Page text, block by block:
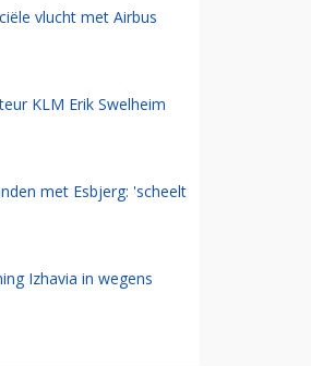
vlucht met Airbus
KLM Erik Swelheim
met Esbjerg: 'scheelt
Izhavia in wegens